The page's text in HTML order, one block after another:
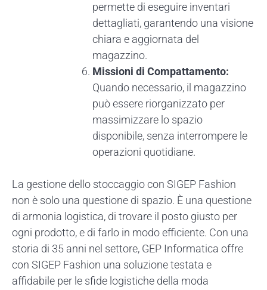
permette di eseguire inventari
dettagliati, garantendo una visione
chiara e aggiornata del
magazzino.
Missioni di Compattamento:
Quando necessario, il magazzino
può essere riorganizzato per
massimizzare lo spazio
disponibile, senza interrompere le
operazioni quotidiane.
La gestione dello stoccaggio con SIGEP Fashion
non è solo una questione di spazio. È una questione
di armonia logistica, di trovare il posto giusto per
ogni prodotto, e di farlo in modo efficiente. Con una
storia di 35 anni nel settore, GEP Informatica offre
con SIGEP Fashion una soluzione testata e
affidabile per le sfide logistiche della moda